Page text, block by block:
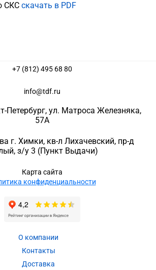
СКС скачать в PDF
+7 (812) 495 68 80
info@tdf.ru
Петербург, ул. Матроса Железняка,
57A
г. Химки, кв-л Лихачевский, пр-д
з/у 3 (Пункт Выдачи)
Карта сайта
конфиденциальности
О компании
Контакты
Доставка